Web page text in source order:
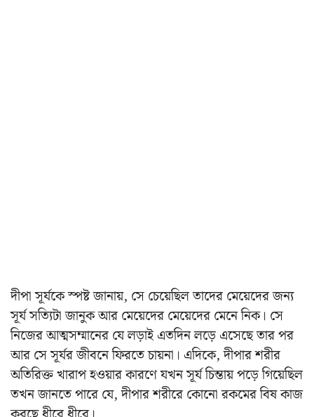
দীপা সূর্যকে স্পষ্ট জানায়, সে চেয়েছিল তাদের মেয়েদের জন্য
সূর্য সত্যিটা জানুক আর মেয়েদের মেয়েদের মেনে নিক। সে
নিজের আত্মসম্মানের যে লড়াই এতদিন লড়ে এসেছে তার পর
আর সে সূর্যর জীবনে ফিরতে চায়না। এদিকে, দীপার শরীর
অতিরিক্ত খারাপ হওয়ার কারণে যখন সূর্য চিন্তায় পড়ে গিয়েছিল
তখন জানতে পারে যে, দীপার শরীরে কোনো রকমের বিষ কাজ